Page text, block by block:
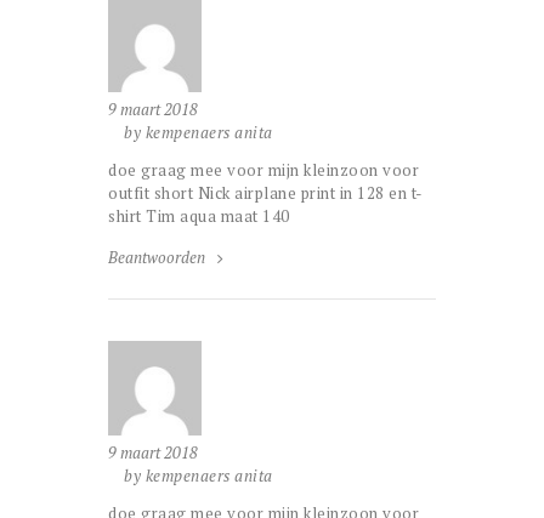
9 maart 2018
by kempenaers anita
doe graag mee voor mijn kleinzoon voor
outfit short Nick airplane print in 128 en t-
shirt Tim aqua maat 140
Beantwoorden
9 maart 2018
by kempenaers anita
doe graag mee voor mijn kleinzoon voor